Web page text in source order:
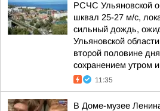
РСЧС Ульяновской
шквал 25-27 м/с,
сильный дождь,
Ульяновской
второй половине
сохранением утром
11:35
В Доме-музее